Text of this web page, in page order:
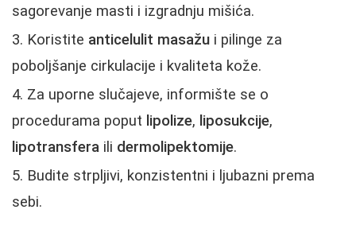
sagorevanje masti i izgradnju mišića.
Koristite anticelulit masažu i pilinge za
poboljšanje cirkulacije i kvaliteta kože.
Za uporne slučajeve, informište se o
procedurama poput lipolize, liposukcije,
lipotransfera ili dermolipektomije.
Budite strpljivi, konzistentni i ljubazni prema
sebi.